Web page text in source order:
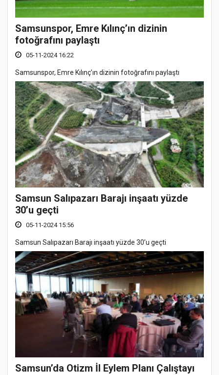
Samsunspor, Emre Kılınç’ın dizinin
fotoğrafını paylaştı
05-11-2024 16:22
Samsunspor, Emre Kılınç’ın dizinin fotoğrafını paylaştı
Samsun Salıpazarı Barajı inşaatı yüzde
30’u geçti
05-11-2024 15:56
Samsun Salıpazarı Barajı inşaatı yüzde 30’u geçti
Samsun’da Otizm İl Eylem Planı Çalıştayı